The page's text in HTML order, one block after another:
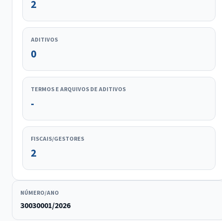
2
ADITIVOS
0
TERMOS E ARQUIVOS DE ADITIVOS
-
FISCAIS/GESTORES
2
NÚMERO/ANO
30030001/2026